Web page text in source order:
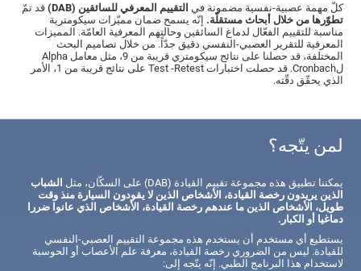
كلّ مهمة عصبية-نفسية مضمونة في التقييم المعرفي للسائقين (DAB)
قد تمّ
تطوّرها من خلال أبحاث مستقلّة. إنّه يسمح ضمان مميّزات سيكومترية
مناسبة للتقييم الفعّال لدماغ السائقين وحالتهم المعرفية العامّة. المميزات
المعرفية للتقرير العصبي-النفسي دقيق جدّاً. من خلال تصاميم البحث
المختلفة، قد حصلنا على نتائج سيكومتري قريبة من 9، مثل معامل Alpha
لCronbach. قد حصلت اختبارات Test -Retest على نتائج قريبة من 1، الأمر
الذي يحقّق دقّته.
لمن يتّجه؟
يمكننا تطبيق هذه مجموعة تقييم القيادة (DAB) على السكّان، مثل
الشباب
الذين يريدون رخصة القيادة، الأشخاص الذين لا يقودون السيارة منذ وقت
طويل، الأشخاص الذين ما عندهم رخصة القيادة، الأشخاص الذي عانوا ضررا
دماغيا أو الكبار.
يستطيع أي مستخدم أن يستخدم هذه مجموعة التقييم العصبي-النفسي
للقيادة. ليس من الضروري رخصة القيادة، معرفة علم الأعصاب أو الحوسبة
لاستخدام هذا البرنامج الطبي. إنّه يتّجه إلى: